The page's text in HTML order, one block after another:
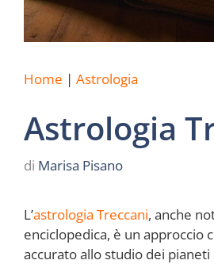
Home | Astrologia
Astrologia
di Marisa Pisano
L’astrologia Treccani, anche
enciclopedica, è un approccio
accurato allo studio dei